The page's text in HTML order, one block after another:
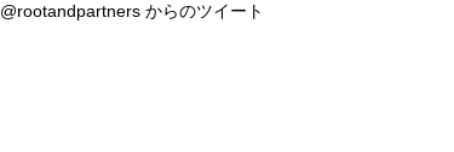
@rootandpartners からのツイート